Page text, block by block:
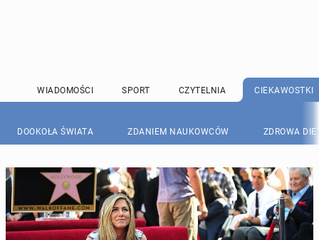
WIADOMOŚCI SPORT CZYTELNIA CIEKAWOSTKI
DOOKOŁA ŚWIATA ZDANIEM NAUKOWCÓW ZDROWA